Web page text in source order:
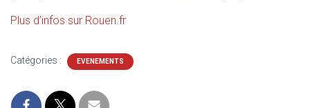
Plus d’infos sur Rouen.fr
Catégories : EVENEMENTS